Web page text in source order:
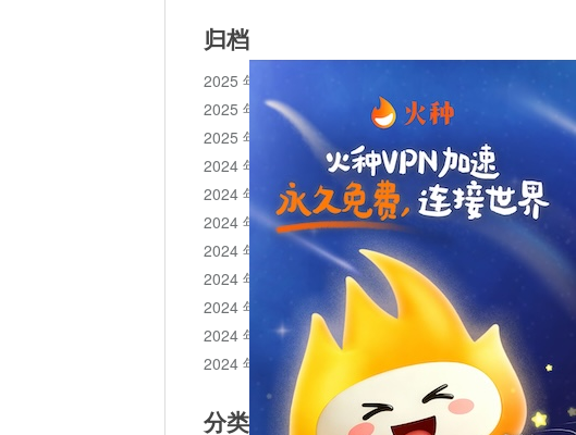
归档
2025 年 11 月
2025 年 10 月
2025 年 1 月
2024 年 12 月
2024 年 11 月
2024 年 10 月
2024 年 9 月
2024 年 8 月
2024 年 7 月
2024 年 6 月
2024 年 5 月
分类目录